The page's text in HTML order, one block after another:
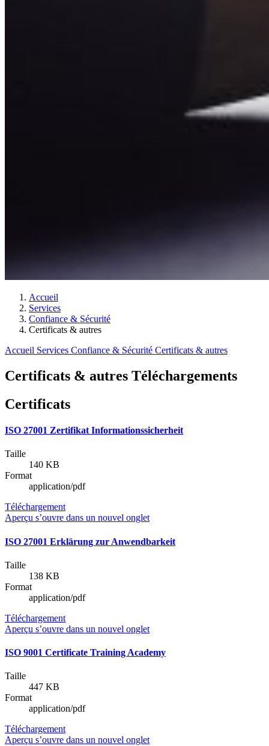
Accueil
Services
Confiance & Sécurité
Certificats & autres
Accueil Services Confiance & Sécurité Certificats & autres
Certificats & autres Téléchargements
Certificats
ISO 27001 Zertifikat Informationssicherheit
Taille
140 KB
Format
application/pdf
Téléchargement
Aperçu s’ouvre dans un nouvel onglet
ISO 27001 Erklärung zur Anwendbarkeit
Taille
138 KB
Format
application/pdf
Téléchargement
Aperçu s’ouvre dans un nouvel onglet
ISO 9001 Certificate Training Academy
Taille
447 KB
Format
application/pdf
Téléchargement
Aperçu s’ouvre dans un nouvel onglet